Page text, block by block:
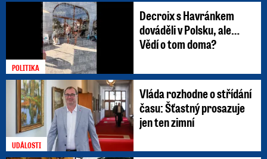
POLITIKA
Decroix s Havránkem
dováděli v Polsku, ale…
Vědí o tom doma?
UDÁLOSTI
Vláda rozhodne o střídání
času: Šťastný prosazuje
jen ten zimní